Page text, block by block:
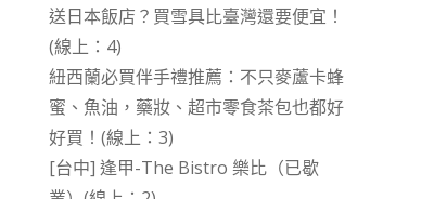
送日本飯店？買雪具比臺灣還要便宜！
(線上：4)
紐西蘭必買伴手禮推薦：不只麥蘆卡蜂
蜜、魚油，藥妝、超市零食茶包也都好
好買！(線上：3)
[台中] 逢甲-The Bistro 樂比（已歇